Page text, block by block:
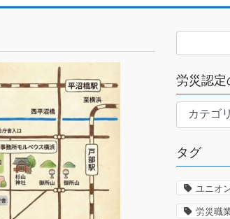
労災認定
災
定
事
例
タグ
ユニオ
労災職